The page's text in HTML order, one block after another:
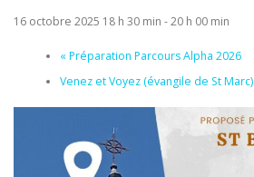
16 octobre 2025 18 h 30 min -20 h 00 min
« Préparation Parcours Alpha 2026
Venez et Voyez (évangile de St Marc)